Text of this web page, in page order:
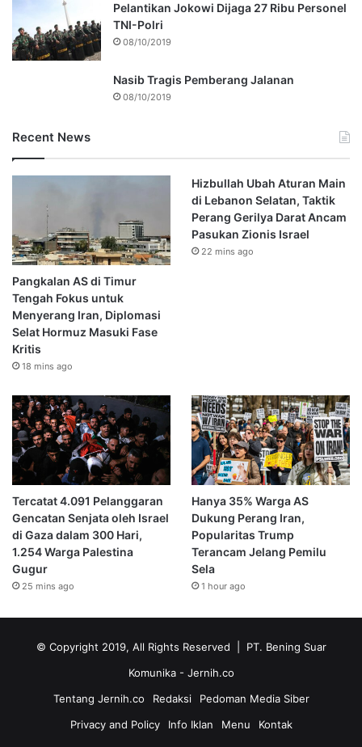
Pelantikan Jokowi Dijaga 27 Ribu Personel
TNI-Polri
08/10/2019
Nasib Tragis Pemberang Jalanan
08/10/2019
Recent News
Pangkalan AS di Timur
Tengah Fokus untuk
Menyerang Iran, Diplomasi
Selat Hormuz Masuki Fase
Kritis
18 mins ago
Hizbullah Ubah Aturan Main
di Lebanon Selatan, Taktik
Perang Gerilya Darat Ancam
Pasukan Zionis Israel
22 mins ago
Tercatat 4.091 Pelanggaran
Gencatan Senjata oleh Israel
di Gaza dalam 300 Hari,
1.254 Warga Palestina
Gugur
25 mins ago
Hanya 35% Warga AS
Dukung Perang Iran,
Popularitas Trump
Terancam Jelang Pemilu
Sela
1 hour ago
© Copyright 2019, All Rights Reserved | PT. Bening Suar
Komunika - Jernih.co
Tentang Jernih.co
Redaksi
Pedoman Media Siber
Privacy and Policy
Info Iklan Menu Kontak